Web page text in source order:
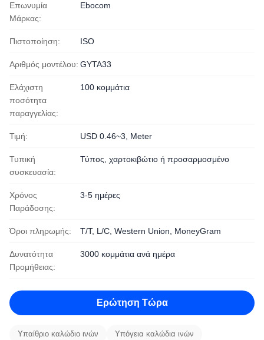
Επωνυμία
Μάρκας:
Ebocom
Πιστοποίηση: ISO
Αριθμός μοντέλου: GYTA33
Ελάχιστη
ποσότητα
παραγγελίας:
100 κομμάτια
Τιμή: USD 0.46~3, Meter
Τυπική
συσκευασία:
Τύπος, χαρτοκιβώτιο ή προσαρμοσμένο
Χρόνος
Παράδοσης:
3-5 ημέρες
Όροι πληρωμής: T/T, L/C, Western Union, MoneyGram
Δυνατότητα
Προμήθειας:
3000 κομμάτια ανά ημέρα
Ερώτηση Τώρα
Υπαίθριο καλώδιο ινών Υπόγεια καλώδια ινών